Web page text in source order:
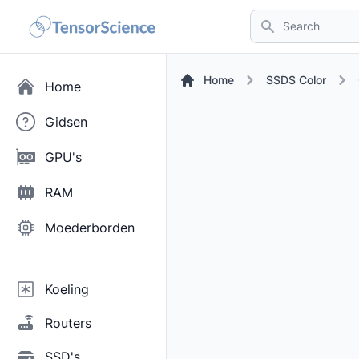
Search
Home
Gidsen
GPU's
RAM
Moederborden
Koeling
Routers
Home SSDS Color